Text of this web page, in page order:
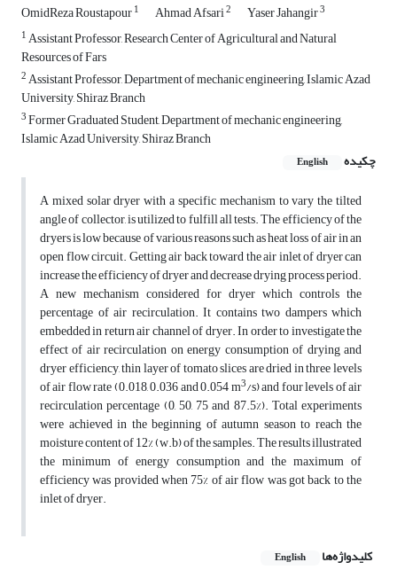
OmidReza Roustapour1 Ahmad Afsari2 Yaser Jahangir3
1Assistant Professor, Research Center of Agricultural and Natural
Resources of Fars
2Assistant Professor, Department of mechanic engineering, Islamic Azad
University, Shiraz Branch
3Former Graduated Student, Department of mechanic engineering,
Islamic Azad University, Shiraz Branch
چکیده
English
A mixed solar dryer with a specific mechanism to vary the tilted
angle of collector, is utilized to fulfill all tests. The efficiency of the
dryers is low because of various reasons such as heat loss of air in an
open flow circuit. Getting air back toward the air inlet of dryer can
increase the efficiency of dryer and decrease drying process period.
A new mechanism considered for dryer which controls the
percentage of air recirculation. It contains two dampers which
embedded in return air channel of dryer. In order to investigate the
effect of air recirculation on energy consumption of drying and
dryer efficiency, thin layer of tomato slices are dried in three levels
of air flow rate (0.018, 0.036 and 0.054 m3/s) and four levels of air
recirculation percentage (0, 50, 75 and 87.5%). Total experiments
were achieved in the beginning of autumn season to reach the
moisture content of 12% (w.b) of the samples. The results illustrated
the minimum of energy consumption and the maximum of
efficiency was provided when 75% of air flow was got back to the
inlet of dryer.
کلیدواژه‌ها English